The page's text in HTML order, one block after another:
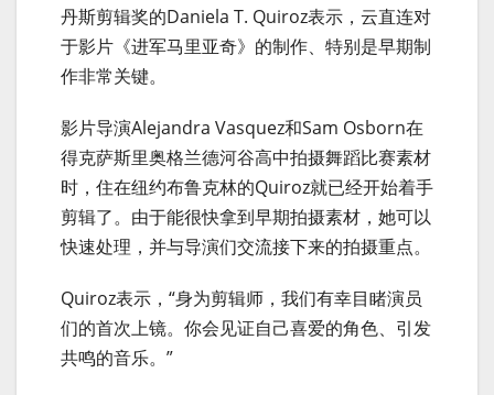
丹斯剪辑奖的Daniela T. Quiroz表示，云直连对
于影片《进军马里亚奇》的制作、特别是早期制
作非常关键。
影片导演Alejandra Vasquez和Sam Osborn在
得克萨斯里奥格兰德河谷高中拍摄舞蹈比赛素材
时，住在纽约布鲁克林的Quiroz就已经开始着手
剪辑了。由于能很快拿到早期拍摄素材，她可以
快速处理，并与导演们交流接下来的拍摄重点。
Quiroz表示，“身为剪辑师，我们有幸目睹演员
们的首次上镜。你会见证自己喜爱的角色、引发
共鸣的音乐。”